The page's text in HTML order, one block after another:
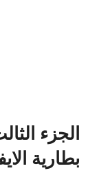
الجزء
بطارية الايفون 15